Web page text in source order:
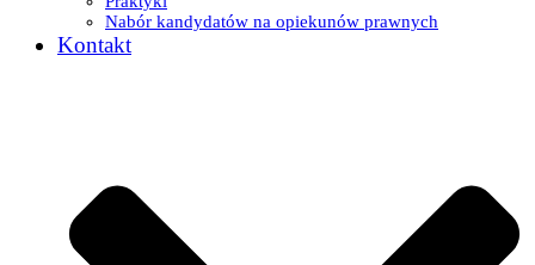
Nabór kandydatów na opiekunów prawnych
Kontakt